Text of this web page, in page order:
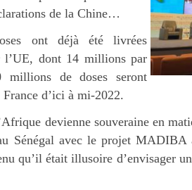
de la Chine…
ont déjà été livrées
l’UE, dont 14 millions par
millions de doses seront
France d’ici à mi-2022.
devienne souveraine en
Sénégal avec le projet MADIBA
qu’il était illusoire d’envisager